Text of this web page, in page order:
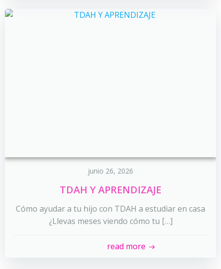
junio 26, 2026
TDAH Y APRENDIZAJE
Cómo ayudar a tu hijo con TDAH a estudiar en casa
¿Llevas meses viendo cómo tu […]
read more